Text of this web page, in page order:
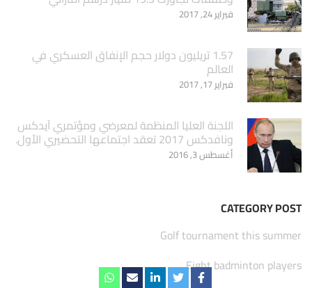
فبراير 24, 2017
1.57 تريليون دولار حجم الإنفاق العسكري في
العالم
فبراير 17, 2017
اللجنة العليا المنظمة لمعرضي ومؤتمري آيدكس
ونافدكس 2017 تعقد اجتماعها التحضيري الأول.
أغسطس 3, 2016
CATEGORY POST
Golf tournament this summer
Eight badminton players